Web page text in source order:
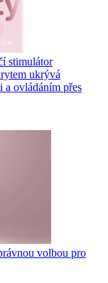
stimulátor
ukrývá
a ovládáním přes
volbou pro